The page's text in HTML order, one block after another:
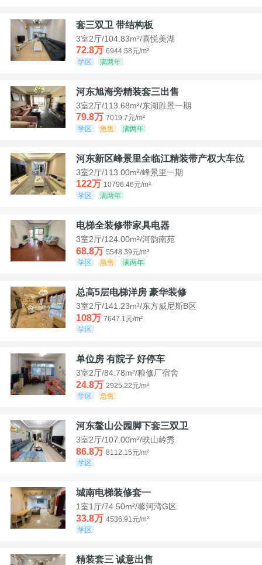
套三双卫 带结构板
3室2厅/104.83m²/喜悦美湖
72.8万 6944.58元/m²
学区
满两年
河东旭海旁精装套三出售
3室2厅/113.68m²/东湖胜景一期
79.8万 7019.7元/m²
学区
急售 满两年
河东新区峰景里全临江精装带产权大车位
3室2厅/113.00m²/峰景里一期
122万 10796.46元/m²
学区
满两年
电梯全装修带家具电器
3室2厅/124.00m²/河韵南苑
68.8万 5548.39元/m²
学区
急售 满两年
总高5层电梯洋房 豪华装修
3室2厅/141.23m²/东方威尼斯B区
108万 7647.1元/m²
学区
单位房 有院子 好停车
3室2厅/84.78m²/粮修厂宿舍
24.8万 2925.22元/m²
学区
急售
河东鳌山公园脚下套三双卫
3室2厅/107.00m²/映山岭秀
86.8万 8112.15元/m²
学区
城南电梯装修套一
1室1厅/74.50m²/馨河湾G区
33.8万 4536.91元/m²
学区
精装套三 诚意出售